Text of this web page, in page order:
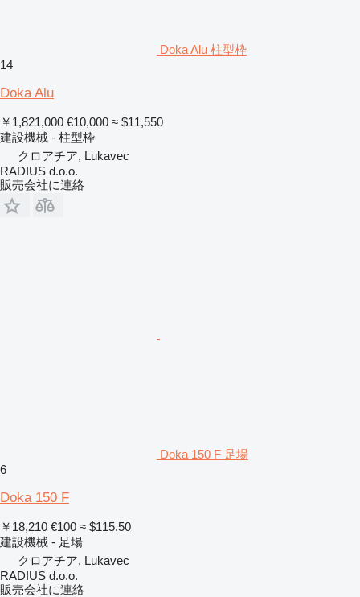
Doka Alu 柱型枠
14
Doka Alu
￥1,821,000 €10,000 ≈ $11,550
建設機械 - 柱型枠
クロアチア, Lukavec
RADIUS d.o.o.
販売会社に連絡
Doka 150 F 足場
6
Doka 150 F
￥18,210 €100 ≈ $115.50
建設機械 - 足場
クロアチア, Lukavec
RADIUS d.o.o.
販売会社に連絡